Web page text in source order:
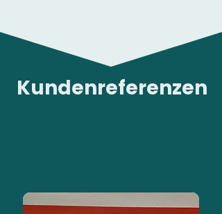
Kundenreferenzen